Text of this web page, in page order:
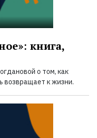
книга,
о том, как
возвращает к жизни.